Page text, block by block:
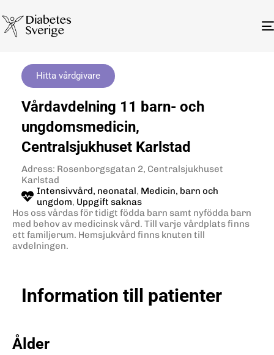
Hitta vårdgivare
Vårdavdelning 11 barn- och
ungdomsmedicin,
Centralsjukhuset Karlstad
Adress: Rosenborgsgatan 2, Centralsjukhuset
Karlstad
Intensivvård, neonatal, Medicin, barn och
ungdom, Uppgift saknas
Hos oss vårdas för tidigt födda barn samt nyfödda barn
med behov av medicinsk vård. Till varje vårdplats finns
ett familjerum. Hemsjukvård finns knuten till
avdelningen.
Information till patienter
Ålder